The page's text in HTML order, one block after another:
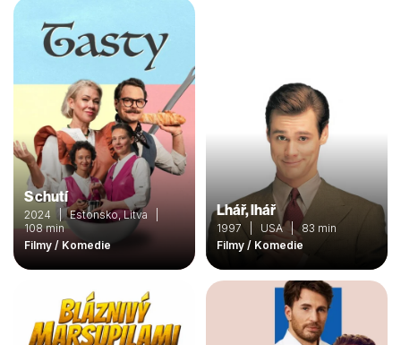
S chutí
2024 | Estonsko, Litva |
108 min
Filmy / Komedie
Lhář, lhář
1997 | USA | 83 min
Filmy / Komedie